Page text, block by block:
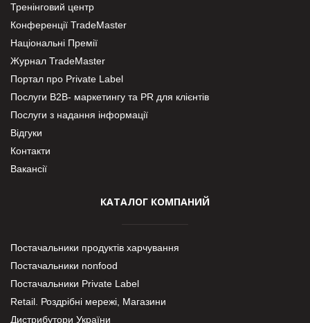
Тренінговий центр
Конференції TradeMaster
Національні Премії
Журнал TradeMaster
Портал про Private Label
Послуги В2В- маркетингу та PR для клієнтів
Послуги з надання інформації
Відгуки
Контакти
Вакансії
КАТАЛОГ КОМПАНИЙ
Постачальники продуктів харчування
Постачальники nonfood
Постачальники Private Label
Retail. Роздрібні мережі, Магазини
Дистрибутори України